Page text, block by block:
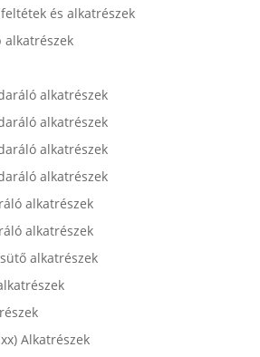
és alkatrészek
alkatrészek
alkatrészek
alkatrészek
alkatrészek
alkatrészek
alkatrészek
alkatrészek
Alkatrészek